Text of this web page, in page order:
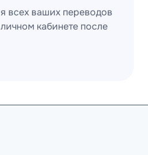
всех ваших переводов
кабинете после